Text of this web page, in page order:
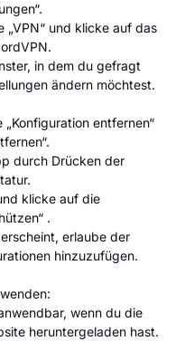
„VPN“ und klicke auf das
in dem du gefragt
ändern möchtest.
entfernen“
.
durch Drücken der
klicke auf die
.
erlaube der
hinzuzufügen.
wenn du die
heruntergeladen hast.